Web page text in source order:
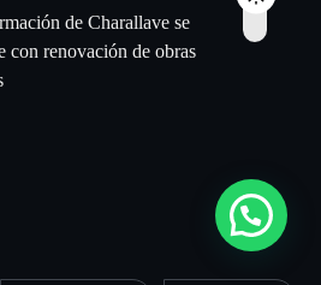
de Charallave se
con renovación de obras